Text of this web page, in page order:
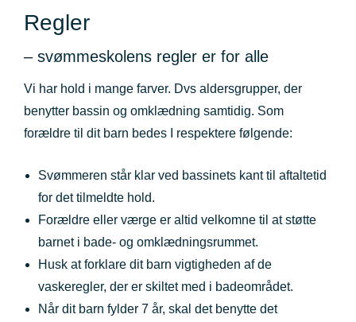
Regler
– svømmeskolens regler er for alle
Vi har hold i mange farver. Dvs aldersgrupper, der
benytter bassin og omklædning samtidig. Som
forældre til dit barn bedes I respektere følgende:
Svømmeren står klar ved bassinets kant til aftaltetid
for det tilmeldte hold.
Forældre eller værge er altid velkomne til at støtte
barnet i bade- og omklædningsrummet.
Husk at forklare dit barn vigtigheden af de
vaskeregler, der er skiltet med i badeområdet.
Når dit barn fylder 7 år, skal det benytte det